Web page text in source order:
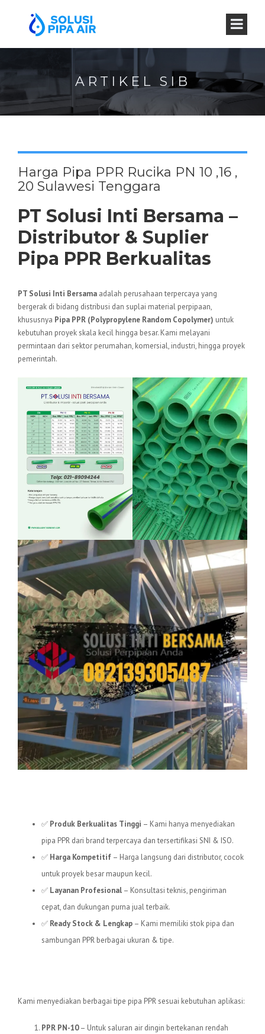
ARTIKEL SIB
Harga Pipa PPR Rucika PN 10 ,16 ,
20 Sulawesi Tenggara
PT Solusi Inti Bersama –
Distributor & Suplier
Pipa PPR Berkualitas
PT Solusi Inti Bersama adalah perusahaan terpercaya yang
bergerak di bidang distribusi dan suplai material perpipaan,
khususnya Pipa PPR (Polypropylene Random Copolymer) untuk
kebutuhan proyek skala kecil hingga besar. Kami melayani
permintaan dari sektor perumahan, komersial, industri, hingga proyek
pemerintah.
✅ Produk Berkualitas Tinggi – Kami hanya menyediakan
pipa PPR dari brand terpercaya dan tersertifikasi SNI & ISO.
✅ Harga Kompetitif – Harga langsung dari distributor, cocok
untuk proyek besar maupun kecil.
✅ Layanan Profesional – Konsultasi teknis, pengiriman
cepat, dan dukungan purna jual terbaik.
✅ Ready Stock & Lengkap – Kami memiliki stok pipa dan
sambungan PPR berbagai ukuran & tipe.
Kami menyediakan berbagai tipe pipa PPR sesuai kebutuhan aplikasi:
PPR PN-10– Untuk saluran air dingin bertekanan rendah